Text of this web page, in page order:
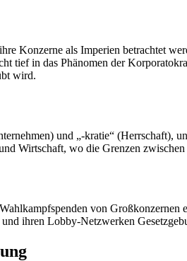
Konzerne als Imperien betrachtet
tief in das Phänomen der
wird.
und „-kratie“
Wirtschaft, wo die Grenzen
von
ihren Lobby-Netzwerken